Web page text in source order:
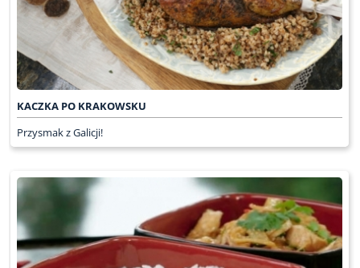
KACZKA PO KRAKOWSKU
Przysmak z Galicji!